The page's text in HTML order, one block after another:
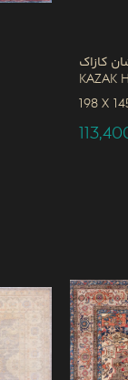
کازاک
Kazak
198 x